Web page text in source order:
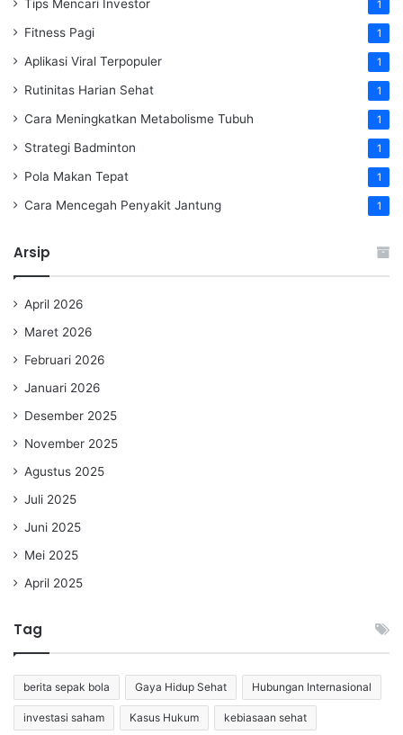
Tips Mencari Investor 1
Fitness Pagi 1
Aplikasi Viral Terpopuler 1
Rutinitas Harian Sehat 1
Cara Meningkatkan Metabolisme Tubuh 1
Strategi Badminton 1
Pola Makan Tepat 1
Cara Mencegah Penyakit Jantung 1
Arsip
April 2026
Maret 2026
Februari 2026
Januari 2026
Desember 2025
November 2025
Agustus 2025
Juli 2025
Juni 2025
Mei 2025
April 2025
Tag
berita sepak bola Gaya Hidup Sehat Hubungan Internasional
investasi saham Kasus Hukum kebiasaan sehat